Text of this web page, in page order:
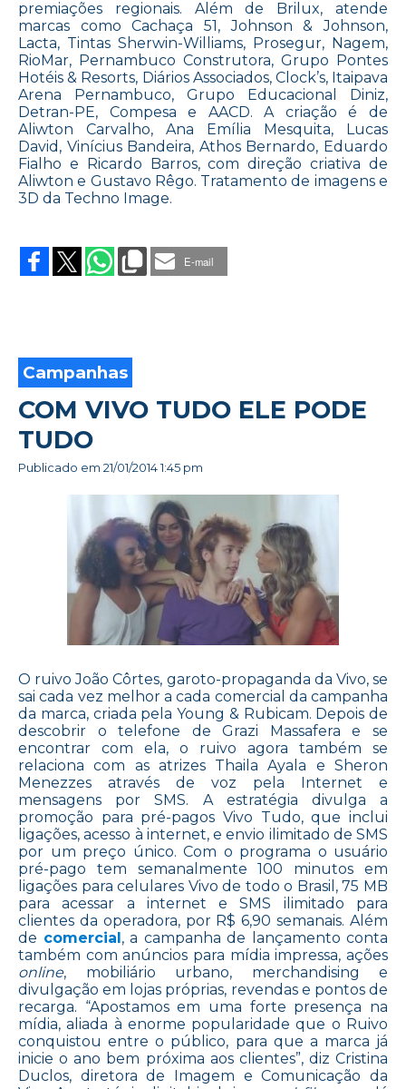
premiações regionais. Além de Brilux, atende
marcas como Cachaça 51, Johnson & Johnson,
Lacta, Tintas Sherwin-Williams, Prosegur, Nagem,
RioMar, Pernambuco Construtora, Grupo Pontes
Hotéis & Resorts, Diários Associados, Clock’s, Itaipava
Arena Pernambuco, Grupo Educacional Diniz,
Detran-PE, Compesa e AACD. A criação é de
Aliwton Carvalho, Ana Emília Mesquita, Lucas
David, Vinícius Bandeira, Athos Bernardo, Eduardo
Fialho e Ricardo Barros, com direção criativa de
Aliwton e Gustavo Rêgo. Tratamento de imagens e
3D da Techno Image.
ROSIE
DIVIDE
E-mail
Campanhas
COM VIVO TUDO ELE PODE
TUDO
Publicado em 21/01/2014 1:45 pm
O ruivo João Côrtes, garoto-propaganda da Vivo, se
sai cada vez melhor a cada comercial da campanha
da marca, criada pela Young & Rubicam. Depois de
descobrir o telefone de Grazi Massafera e se
encontrar com ela, o ruivo agora também se
relaciona com as atrizes Thaila Ayala e Sheron
Menezzes através de voz pela Internet e
mensagens por SMS. A estratégia divulga a
promoção para pré-pagos Vivo Tudo, que inclui
ligações, acesso à internet, e envio ilimitado de SMS
por um preço único. Com o programa o usuário
pré-pago tem semanalmente 100 minutos em
ligações para celulares Vivo de todo o Brasil, 75 MB
para acessar a internet e SMS ilimitado para
clientes da operadora, por R$ 6,90 semanais. Além
de comercial , a campanha de lançamento conta
também com anúncios para mídia impressa, ações
online, mobiliário urbano, merchandising e
divulgação em lojas próprias, revendas e pontos de
recarga. “Apostamos em uma forte presença na
mídia, aliada à enorme popularidade que o Ruivo
conquistou entre o público, para que a marca já
inicie o ano bem próxima aos clientes”, diz Cristina
Duclos, diretora de Imagem e Comunicação da